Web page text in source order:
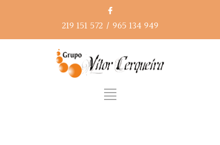
219 151 572 / 965 134 949